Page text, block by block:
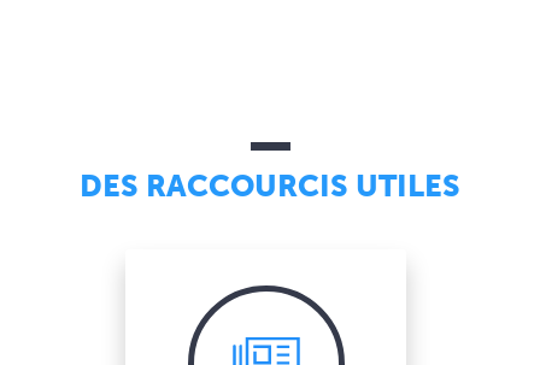
DES RACCOURCIS UTILES